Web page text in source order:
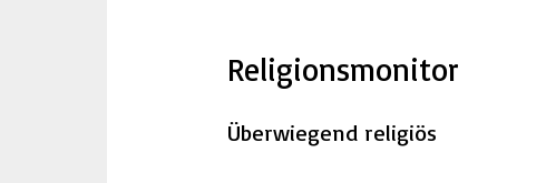
Religionsmonitor
Überwiegend religiös